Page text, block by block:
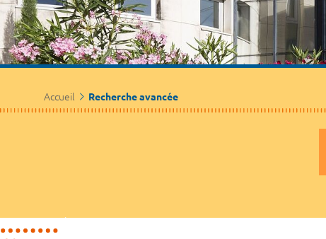
Accueil Recherche avancée